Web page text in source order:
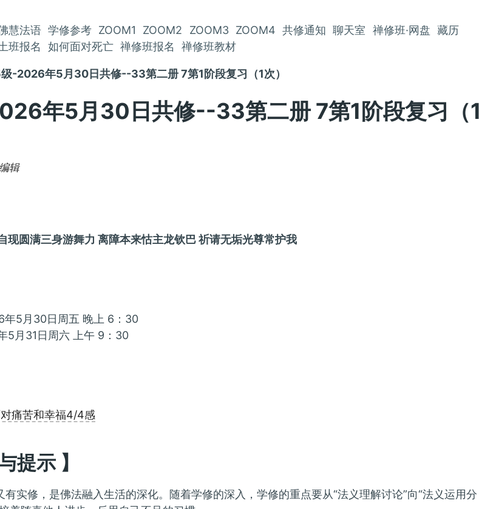
慧法语 学修参考 ZOOM1 ZOOM2 ZOOM3 ZOOM4 共修通知 聊天室 禅修班·网盘 藏历
班报名 如何面对死亡 禅修班报名 禅修班教材
-2026年5月30日共修--33第二册 7第1阶段复习（1次）
年5月30日共修--33第二册 7第1阶段复习（1
编辑
现圆满三身游舞力 离障本来怙主龙钦巴 祈请无垢光尊常护我
年5月30日周五 晚上 6：30
5月31日周六 上午 9：30
痛苦和幸福4/4感
提示 】
实修，是佛法融入生活的深化。随着学修的深入，学修的重点要从“法义理解讨论”向“法义运用分